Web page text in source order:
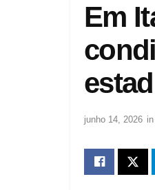
Em
junho 14, 2026 in